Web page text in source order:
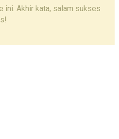
ini. Akhir kata, salam sukses